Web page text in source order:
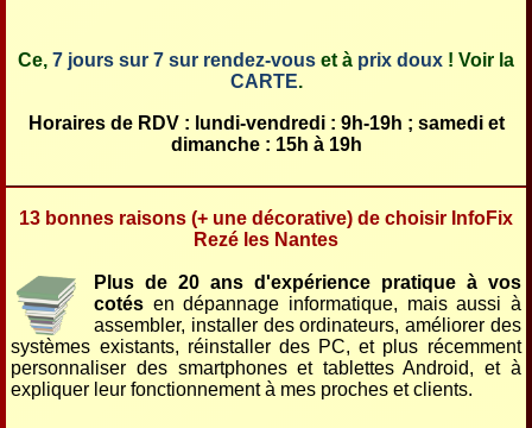
Ce, 7 jours sur 7 sur rendez-vous et à prix doux ! Voir la
CARTE.
Horaires de RDV : lundi-vendredi : 9h-19h ; samedi et
dimanche : 15h à 19h
13 bonnes raisons (+ une décorative) de choisir InfoFix
Rezé les Nantes
Plus de 20 ans d'expérience pratique à vos
cotés en dépannage informatique, mais aussi à
assembler, installer des ordinateurs, améliorer des
systèmes existants, réinstaller des PC, et plus récemment
personnaliser des smartphones et tablettes Android, et à
expliquer leur fonctionnement à mes proches et clients.